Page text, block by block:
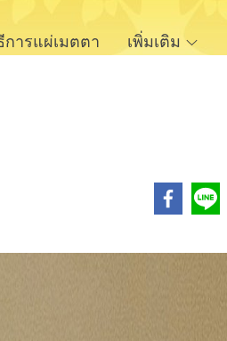
การแผ่เมตตา เพิ่มเติม